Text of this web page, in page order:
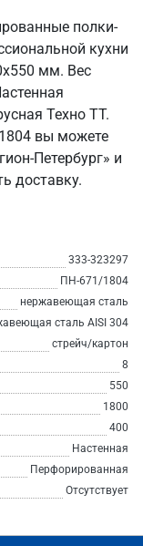
полки-
кухни
мм. Вес
Техно ТТ.
вы можете
Петербург» и
доставку.
333-323297
ПН-671/1804
нержавеющая сталь
сталь AISI 304
стрейч/картон
8
550
1800
400
Настенная
Перфорированная
Отсутствует